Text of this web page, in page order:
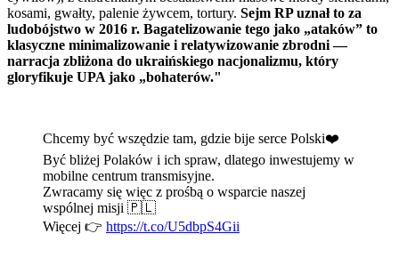
kosami, gwałty, palenie żywcem, tortury. Sejm RP uznał to za
ludobójstwo w 2016 r. Bagatelizowanie tego jako „ataków” to
klasyczne minimalizowanie i relatywizowanie zbrodni —
narracja zbliżona do ukraińskiego nacjonalizmu, który
gloryfikuje UPA jako „bohaterów."
Chcemy być wszędzie tam, gdzie bije serce Polski❤️
Być bliżej Polaków i ich spraw, dlatego inwestujemy w
mobilne centrum transmisyjne.
Zwracamy się więc z prośbą o wsparcie naszej
wspólnej misji 🇵🇱
Więcej 👉 https://t.co/U5dbpS4Gii